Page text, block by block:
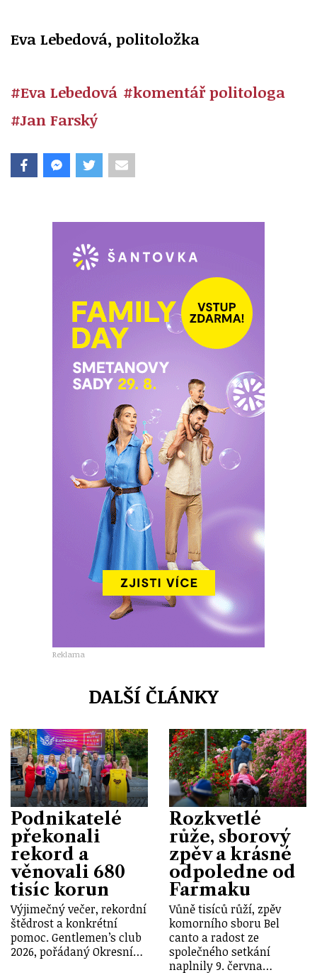
Eva Lebedová, politoložka
#Eva Lebedová #komentář politologa
#Jan Farský
Reklama
DALŠÍ ČLÁNKY
Podnikatelé
překonali
rekord a
věnovali 680
tisíc korun
Výjimečný večer, rekordní
štědrost a konkrétní
pomoc. Gentlemen’s club
2026, pořádaný Okresní…
Rozkvetlé
růže, sborový
zpěv a krásné
odpoledne od
Farmaku
Vůně tisíců růží, zpěv
komorního sboru Bel
canto a radost ze
společného setkání
naplnily 9. června…